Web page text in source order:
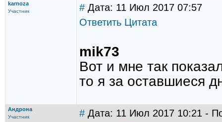
karnoza
Участник # Дата: 11 Июл 2017 07:57
Ответить Цитата
mik73
Вот и мне так
то я за оставшиеся
Андрона
Участник # Дата: 11 Июл 2017 10:21 -